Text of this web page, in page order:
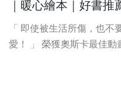
｜暖心繪本｜好書推
「 即使被生活所傷，也
愛！ 」 榮獲奧斯卡最佳動